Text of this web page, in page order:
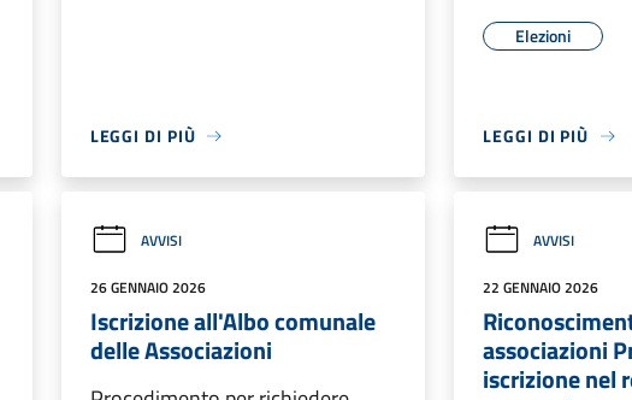
LEGGI DI PIÙ
Elezioni
LEGGI DI PIÙ
AVVISI
26 GENNAIO 2026
Iscrizione all'Albo comunale
delle Associazioni
AVVISI
22 GENNAIO 2026
associazioni
iscrizione nel